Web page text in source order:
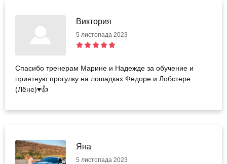
Виктория
5 листопада 2023
Спасибо тренерам Марине и Надежде за обучение и
приятную прогулку на лошадках Федоре и Лобстере
(Лёне)♥️👍
Яна
5 листопада 2023